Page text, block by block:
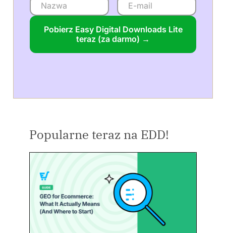
Pobierz Easy Digital Downloads Lite
teraz (za darmo) →
Popularne teraz na EDD!